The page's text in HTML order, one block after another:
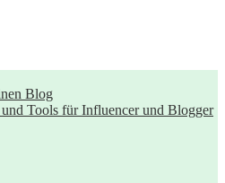
Blog
Tools für Influencer und Blogger